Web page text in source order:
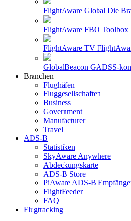
FlightAware Global Die
FlightAware FBO Toolbox
FlightAware TV
GlobalBeacon GADSS-
Branchen
Flughäfen
Fluggesellschaften
Business
Government
Manufacturer
Travel
ADS-B
Statistiken
SkyAware Anywhere
Abdeckungskarte
ADS-B Store
PiAware ADS-B
FlightFeeder
FAQ
Flugtracking